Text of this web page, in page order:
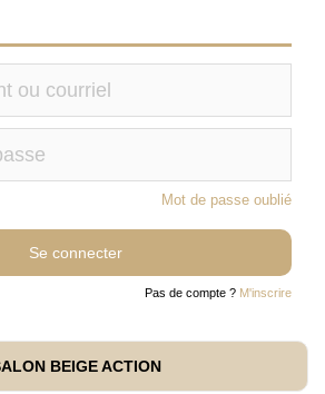
Mot de passe oublié
Pas de compte ? M'inscrire
BEIGE ACTION